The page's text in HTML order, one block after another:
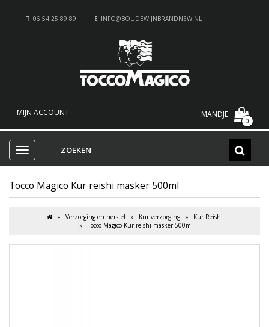
T 06 54 25 89 89 E INFO@BOUDEWIJNBRANDNEW.NL
MIJN ACCOUNT MANDJE
0
Tocco Magico Kur reishi masker 500ml
Verzorging en herstel Kur verzorging
Kur Reishi
Tocco Magico Kur reishi masker 500ml